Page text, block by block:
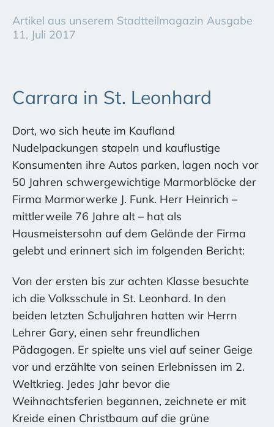
Artikel aus unserem Stadtteilmagazin Ausgabe
11, Juli 2017
Carrara in St. Leonhard
Dort, wo sich heute im Kaufland
Nudelpackungen stapeln und kauflustige
Konsumenten ihre Autos parken, lagen noch vor
50 Jahren schwergewichtige Marmorblöcke der
Firma Marmorwerke J. Funk. Herr Heinrich –
mittlerweile 76 Jahre alt – hat als
Hausmeistersohn auf dem Gelände der Firma
gelebt und erinnert sich im folgenden Bericht:
Von der ersten bis zur achten Klasse besuchte
ich die Volksschule in St. Leonhard. In den
beiden letzten Schuljahren hatten wir Herrn
Lehrer Gary, einen sehr freundlichen
Pädagogen. Er spielte uns viel auf seiner Geige
vor und erzählte von seinen Erlebnissen im 2.
Weltkrieg. Jedes Jahr bevor die
Weihnachtsferien begannen, zeichnete er mit
Kreide einen Christbaum auf die grüne